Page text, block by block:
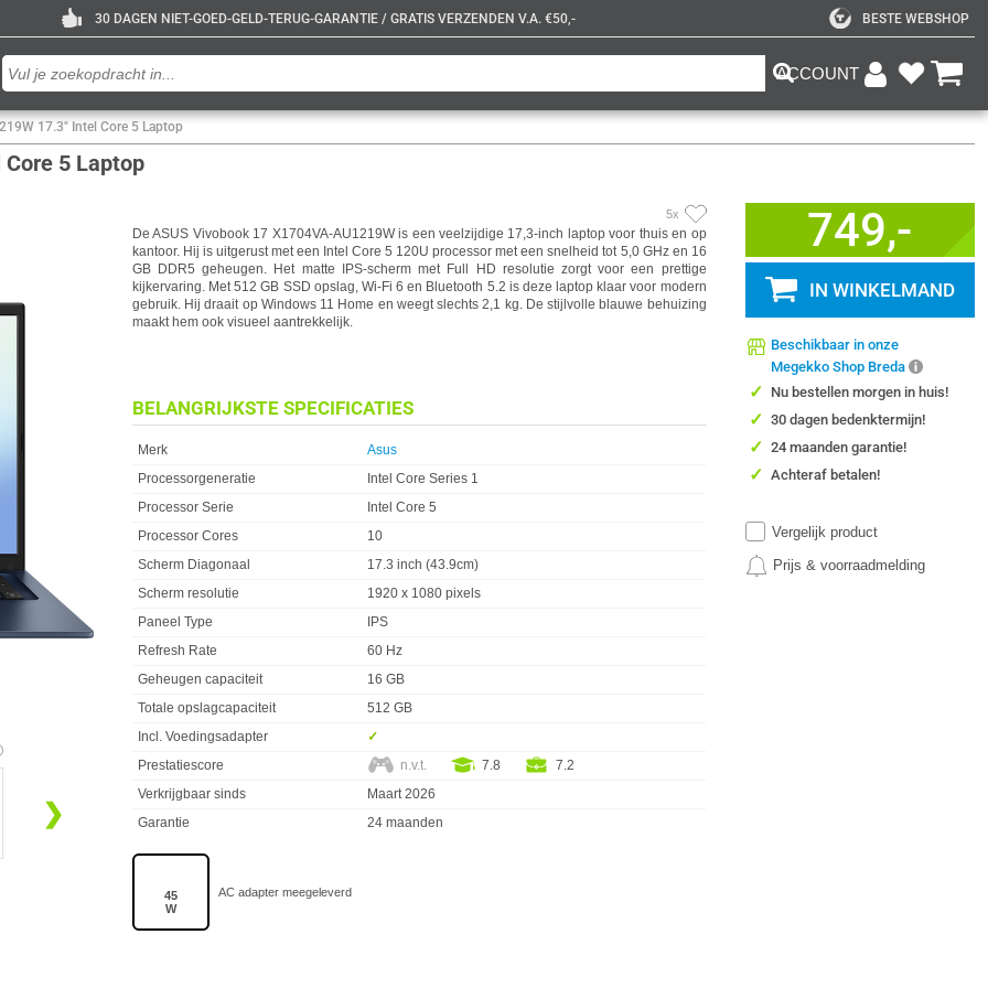
30 DAGEN NIET-GOED-GELD-TERUG-GARANTIE / GRATIS VERZENDEN V.A. €50,- BESTE WEBSHOP
ACCOUNT
17.3" Intel Core 5 Laptop
5 Laptop
❯
5x
De ASUS Vivobook 17 X1704VA-AU1219W is een veelzijdige 17,3-inch laptop voor thuis en op
kantoor. Hij is uitgerust met een Intel Core 5 120U processor met een snelheid tot 5,0 GHz en 16
GB DDR5 geheugen. Het matte IPS-scherm met Full HD resolutie zorgt voor een prettige
kijkervaring. Met 512 GB SSD opslag, Wi-Fi 6 en Bluetooth 5.2 is deze laptop klaar voor modern
gebruik. Hij draait op Windows 11 Home en weegt slechts 2,1 kg. De stijlvolle blauwe behuizing
maakt hem ook visueel aantrekkelijk.
BELANGRIJKSTE SPECIFICATIES
Eigenschap
Merk
Asus
Processorgeneratie
Intel Core Series 1
Processor Serie
Intel Core 5
Processor Cores
10
Scherm Diagonaal
17.3 inch (43.9cm)
Scherm resolutie
1920 x 1080 pixels
Paneel Type
IPS
Refresh Rate
60 Hz
Geheugen capaciteit
16 GB
Totale opslagcapaciteit
512 GB
Incl. Voedingsadapter
✓︎
Prestatiescore
n.v.t. 7.8
7.2
Verkrijgbaar sinds
Maart 2026
Garantie
24 maanden
45
W
749,-
IN WINKELMAND
Beschikbaar in onze
Megekko Shop Breda
✓ Nu bestellen morgen in huis!
✓ 30 dagen bedenktermijn!
✓ 24 maanden garantie!
✓ Achteraf betalen!
Vergelijk product
Prijs & voorraadmelding